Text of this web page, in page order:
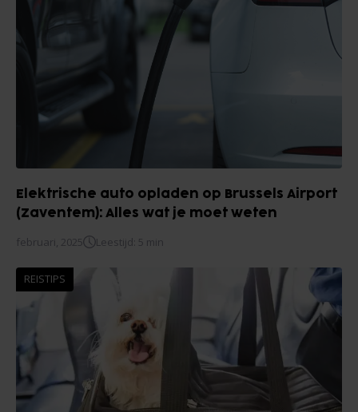
Elektrische auto opladen op Brussels Airport
(Zaventem): Alles wat je moet weten
februari, 2025 Leestijd: 5 min
REISTIPS